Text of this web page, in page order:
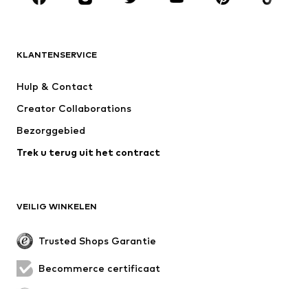
MERKEN
NAME IT
Nike Sportswear
KLANTENSERVICE
Hulp & Contact
Creator Collaborations
Bezorggebied
Trek u terug uit het contract
VEILIG WINKELEN
Trusted Shops Garantie
Becommerce certificaat